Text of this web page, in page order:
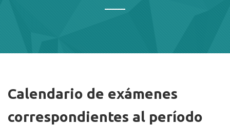
Calendario de exámenes
correspondientes al período
Imagen/Afiche